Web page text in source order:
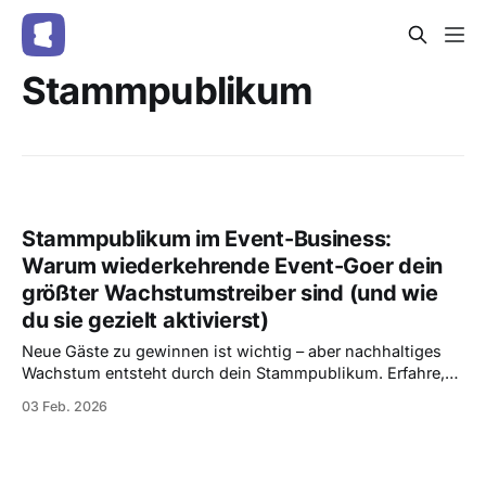
Stammpublikum
Stammpublikum im Event-Business:
Warum wiederkehrende Event-Goer dein
größter Wachstumstreiber sind (und wie
du sie gezielt aktivierst)
Neue Gäste zu gewinnen ist wichtig – aber nachhaltiges
Wachstum entsteht durch dein Stammpublikum. Erfahre,
Wachstumstreiber sind und wie du sie mit Entrello gezielt
03 Feb. 2026